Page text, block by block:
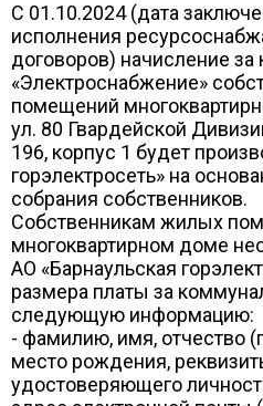
С 01.10.2024 (дата
исполнения
договоров) начисление
«Электроснабжение»
помещений
ул. 80 Гвардейской
196, корпус 1 будет
горэлектросеть» на
собрания собственников.
Собственникам жилых
многоквартирном доме
АО «Барнаульская
размера платы за
следующую информацию:
- фамилию, имя, отчество
место рождения,
удостоверяющего